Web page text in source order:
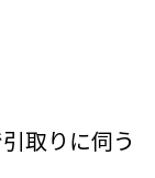
取りに伺う